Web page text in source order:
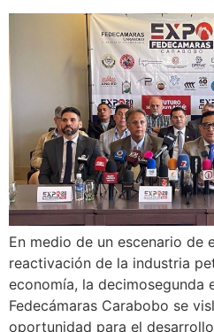
En medio de un escenario de
reactivación de la industria
economía, la decimosegunda
Fedecámaras Carabobo se
oportunidad para el